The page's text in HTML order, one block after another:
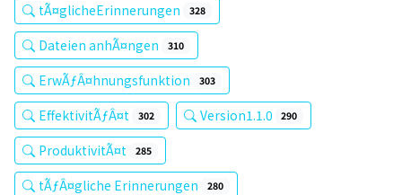
tÃ¤glicheErinnerungen 328
Dateien anhÃ¤ngen 310
ErwÃƒÂ¤hnungsfunktion 303
EffektivitÃƒÂ¤t 302 Version1.1.0 290
ProduktivitÃ¤t 285
tÃƒÂ¤gliche Erinnerungen 280